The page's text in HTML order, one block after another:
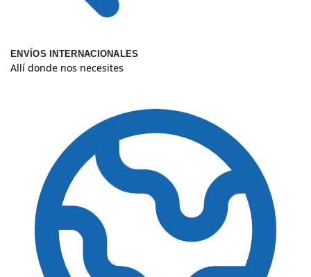
ENVÍOS INTERNACIONALES
Allí donde nos necesites